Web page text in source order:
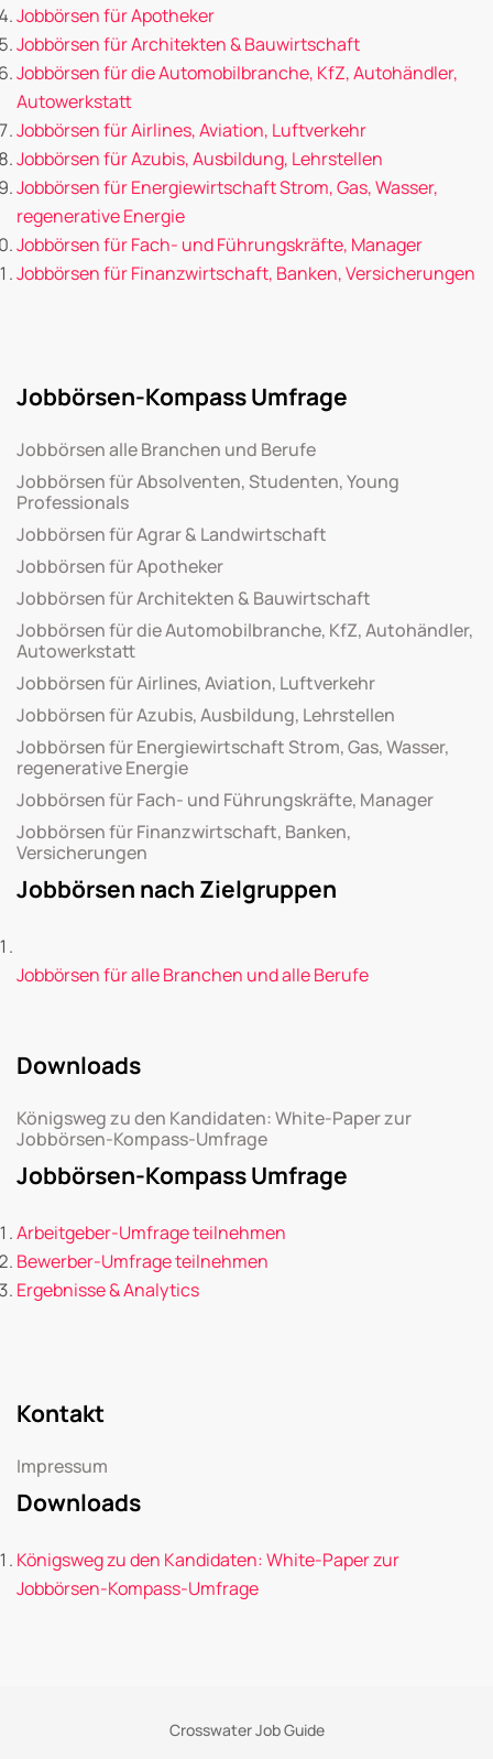
Jobbörsen für Apotheker
Jobbörsen für Architekten & Bauwirtschaft
Jobbörsen für die Automobilbranche, KfZ, Autohändler,
Autowerkstatt
Jobbörsen für Airlines, Aviation, Luftverkehr
Jobbörsen für Azubis, Ausbildung, Lehrstellen
Jobbörsen für Energiewirtschaft Strom, Gas, Wasser,
regenerative Energie
Jobbörsen für Fach- und Führungskräfte, Manager
Jobbörsen für Finanzwirtschaft, Banken, Versicherungen
Jobbörsen-Kompass Umfrage
Jobbörsen alle Branchen und Berufe
Jobbörsen für Absolventen, Studenten, Young
Professionals
Jobbörsen für Agrar & Landwirtschaft
Jobbörsen für Apotheker
Jobbörsen für Architekten & Bauwirtschaft
Jobbörsen für die Automobilbranche, KfZ, Autohändler,
Autowerkstatt
Jobbörsen für Airlines, Aviation, Luftverkehr
Jobbörsen für Azubis, Ausbildung, Lehrstellen
Jobbörsen für Energiewirtschaft Strom, Gas, Wasser,
regenerative Energie
Jobbörsen für Fach- und Führungskräfte, Manager
Jobbörsen für Finanzwirtschaft, Banken,
Versicherungen
Jobbörsen nach Zielgruppen
Jobbörsen für alle Branchen und alle Berufe
Downloads
Königsweg zu den Kandidaten: White-Paper zur
Jobbörsen-Kompass-Umfrage
Jobbörsen-Kompass Umfrage
Arbeitgeber-Umfrage teilnehmen
Bewerber-Umfrage teilnehmen
Ergebnisse & Analytics
Kontakt
Impressum
Downloads
Königsweg zu den Kandidaten: White-Paper zur
Jobbörsen-Kompass-Umfrage
Crosswater Job Guide